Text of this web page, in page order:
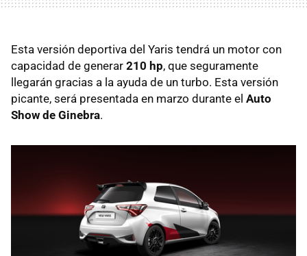
Esta versión deportiva del Yaris tendrá un motor con
capacidad de generar 210 hp, que seguramente
llegarán gracias a la ayuda de un turbo. Esta versión
picante, será presentada en marzo durante el Auto
Show de Ginebra.